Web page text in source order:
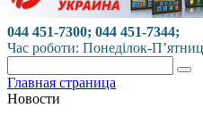
044 451-7300; 044 451-7344;
Час роботи: Понеділок-
Главная страница
Новости